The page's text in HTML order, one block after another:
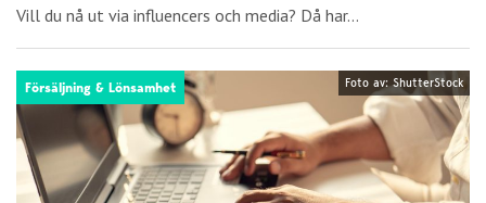
Vill du nå ut via influencers och media? Då har...
Försäljning & Lönsamhet Foto av: ShutterStock